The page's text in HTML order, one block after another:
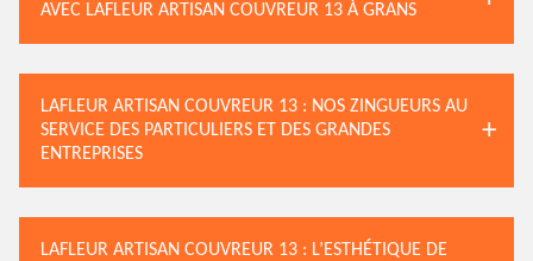
AVEC LAFLEUR ARTISAN COUVREUR 13 À GRANS
LAFLEUR ARTISAN COUVREUR 13 : NOS ZINGUEURS AU
SERVICE DES PARTICULIERS ET DES GRANDES
ENTREPRISES
LAFLEUR ARTISAN COUVREUR 13 : L’ESTHÉTIQUE DE